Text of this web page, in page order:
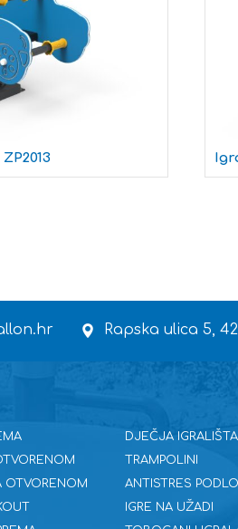
Rapska ulica 5,
OTVORENOM
DJEČJA IGRALIŠTA
TRAMPOLINI
ANTISTRES
IGRE NA UŽADI